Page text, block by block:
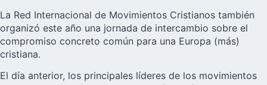
La Red Internacional de Movimientos Cristianos también
organizó este año una jornada de intercambio sobre el
compromiso concreto común para una Europa (más)
cristiana.
El día anterior, los principales líderes de los movimientos